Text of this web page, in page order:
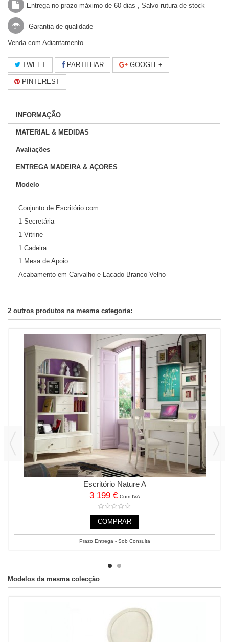
Entrega no prazo máximo de 60 dias , Salvo rutura de stock
Garantia de qualidade
Venda com Adiantamento
TWEET PARTILHAR GOOGLE+
PINTEREST
INFORMAÇÃO
MATERIAL & MEDIDAS
Avaliações
ENTREGA MADEIRA & AÇORES
Modelo
Conjunto de Escritório com :
1 Secretária
1 Vitrine
1 Cadeira
1 Mesa de Apoio
Acabamento em Carvalho e Lacado Branco Velho
2 outros produtos na mesma categoria:
Escritório Nature A
3 199 € Com IVA
COMPRAR
Prazo Entrega - Sob Consulta
Modelos da mesma colecção